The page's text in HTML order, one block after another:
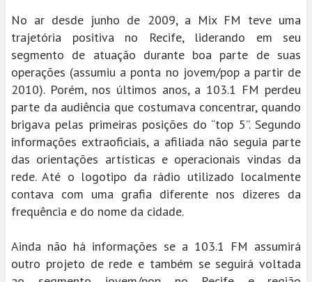
No ar desde junho de 2009, a Mix FM teve uma
trajetória positiva no Recife, liderando em seu
segmento de atuação durante boa parte de suas
operações (assumiu a ponta no jovem/pop a partir de
2010). Porém, nos últimos anos, a 103.1 FM perdeu
parte da audiência que costumava concentrar, quando
brigava pelas primeiras posições do “top 5”. Segundo
informações extraoficiais, a afiliada não seguia parte
das orientações artísticas e operacionais vindas da
rede. Até o logotipo da rádio utilizado localmente
contava com uma grafia diferente nos dizeres da
frequência e do nome da cidade.
Ainda não há informações se a 103.1 FM assumirá
outro projeto de rede e também se seguirá voltada